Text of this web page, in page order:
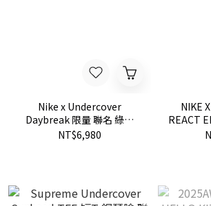
Nike x Undercover
Daybreak 限量 聯名 綠色
CJ3295-300 球鞋 鞋子 現貨
NT$6,980
NIKE
REACT
400 聯